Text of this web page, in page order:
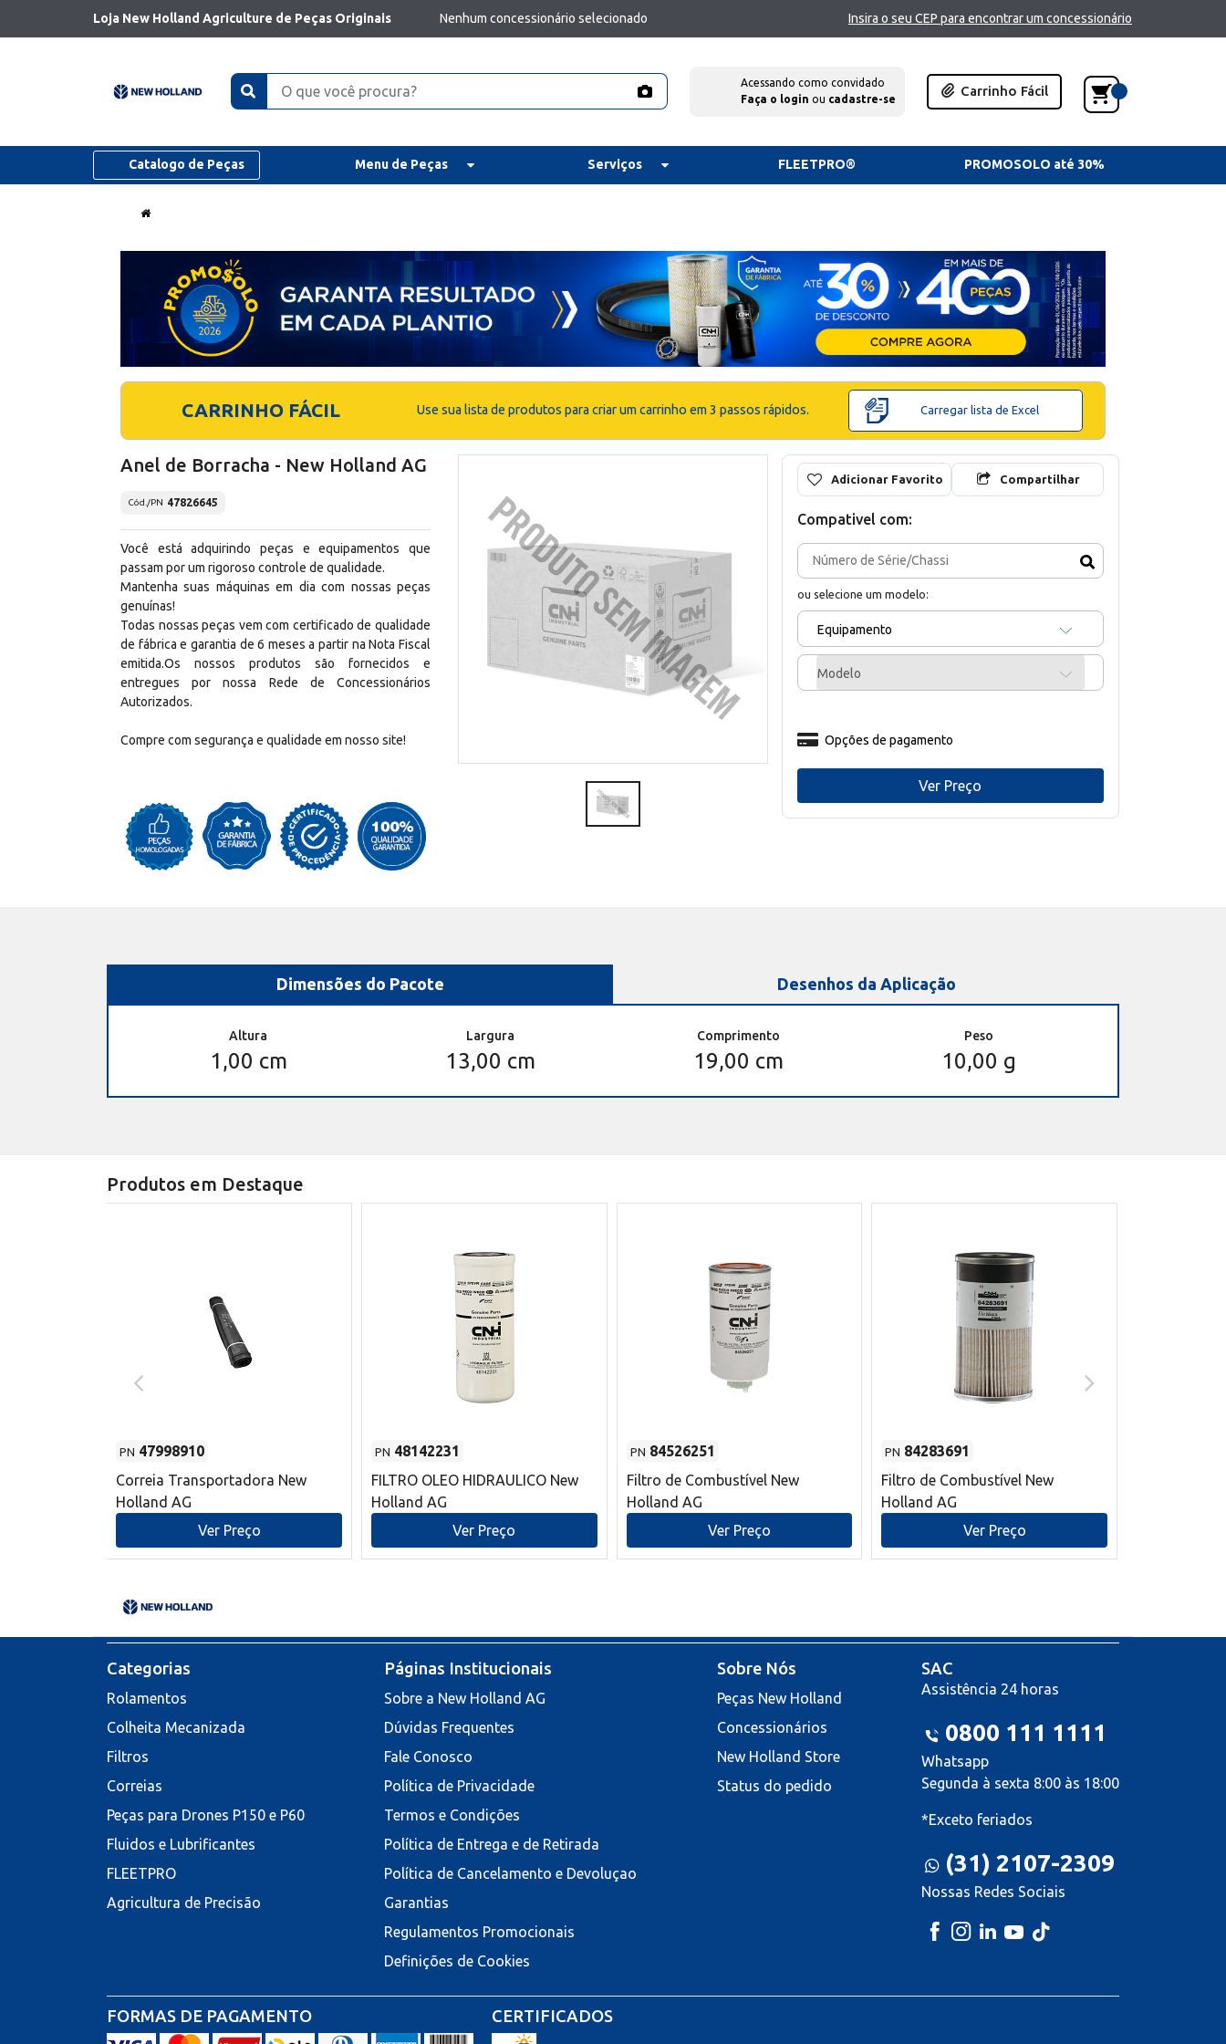
Loja New Holland Agriculture de Peças Originais Nenhum concessionário selecionado Insira o seu CEP para encontrar um concessionário
Acessando como convidado
Faça o login ou cadastre-se
Carrinho Fácil
Catalogo de Peças Menu de Peças Serviços FLEETPRO® PROMOSOLO até 30%
CARRINHO FÁCIL Use sua lista de produtos para criar um carrinho em 3 passos rápidos. Carregar lista de Excel
Anel de Borracha - New Holland AG
Cód./PN 47826645
Você está adquirindo peças e equipamentos que
passam por um rigoroso controle de qualidade.
Mantenha suas máquinas em dia com nossas peças
genuínas!
Todas nossas peças vem com certificado de qualidade
de fábrica e garantia de 6 meses a partir na Nota Fiscal
emitida.Os nossos produtos são fornecidos e
entregues por nossa Rede de Concessionários
Autorizados.
Compre com segurança e qualidade em nosso site!
Adicionar Favorito Compartilhar
Compativel com:
ou selecione um modelo:
Equipamento
Modelo
Opções de pagamento
Ver Preço
Dimensões do Pacote Desenhos da Aplicação
Altura
1,00 cm
Largura
13,00 cm
Comprimento
19,00 cm
Peso
10,00 g
Produtos em Destaque
PN 47998910
Correia Transportadora New
Holland AG
Ver Preço
PN 48142231
FILTRO OLEO HIDRAULICO New
Holland AG
Ver Preço
PN 84526251
Filtro de Combustível New
Holland AG
Ver Preço
PN 84283691
Filtro de Combustível New
Holland AG
Ver Preço
Categorias
Rolamentos
Colheita Mecanizada
Filtros
Correias
Peças para Drones P150 e P60
Fluidos e Lubrificantes
FLEETPRO
Agricultura de Precisão
Páginas Institucionais
Sobre a New Holland AG
Dúvidas Frequentes
Fale Conosco
Política de Privacidade
Termos e Condições
Política de Entrega e de Retirada
Política de Cancelamento e Devoluçao
Garantias
Regulamentos Promocionais
Definições de Cookies
Sobre Nós
Peças New Holland
Concessionários
New Holland Store
Status do pedido
SAC
Assistência 24 horas
0800 111 1111
Whatsapp
Segunda à sexta 8:00 às 18:00
*Exceto feriados
(31) 2107-2309
Nossas Redes Sociais
FORMAS DE PAGAMENTO CERTIFICADOS